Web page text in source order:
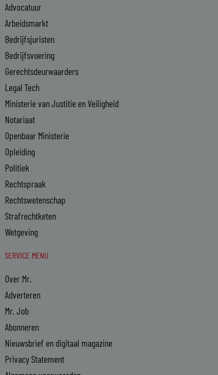
d
i
n
-
i
n
Advocatuur
Arbeidsmarkt
Bedrijfsjuristen
Bedrijfsvoering
Gerechtsdeurwaarders
Legal Tech
Ministerie van Justitie en Veiligheid
Notariaat
Openbaar Ministerie
Opleiding
Politiek
Rechtspraak
Rechtswetenschap
Strafrechtketen
Wetgeving
SERVICE MENU
Over Mr.
Adverteren
Mr. Job
Abonneren
Nieuwsbrief en digitaal magazine
Privacy Statement